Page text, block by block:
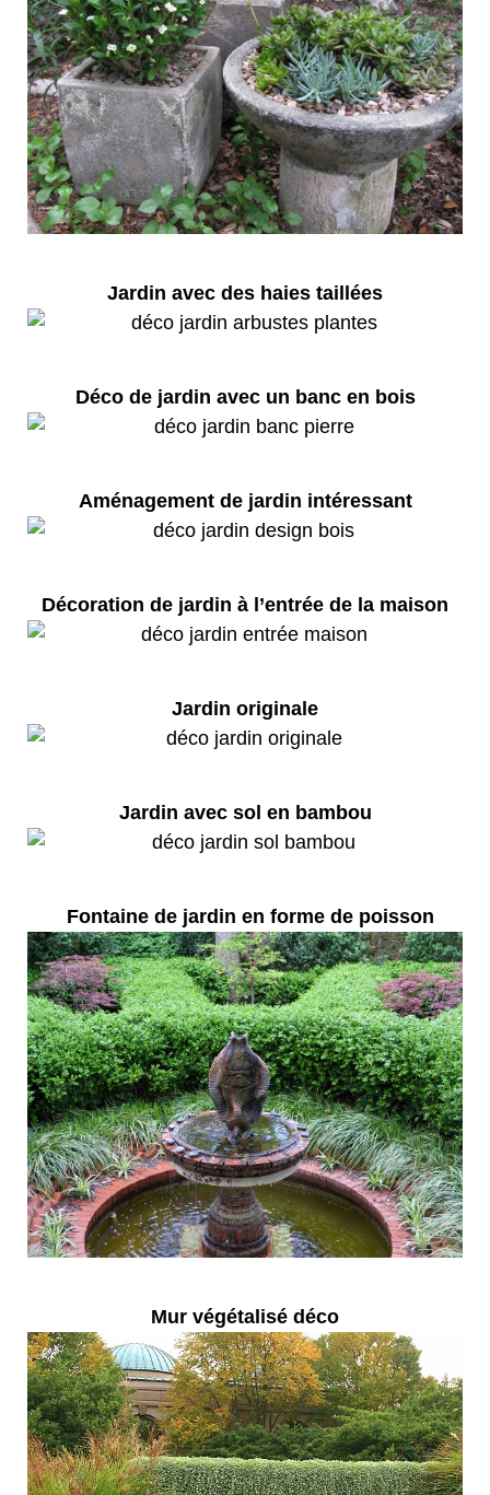
Jardin avec des haies taillées
Déco de jardin avec un banc en bois
Aménagement de jardin intéressant
Décoration de jardin à l’entrée de la maison
Jardin originale
Jardin avec sol en bambou
Fontaine de jardin en forme de poisson
Mur végétalisé déco